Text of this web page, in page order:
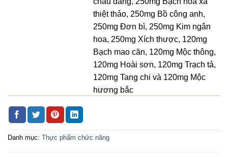
thiệt thảo, 250mg Bồ công anh,
250mg Đơn bì, 250mg Kim ngân
hoa, 250mg Xích thược, 120mg
Bạch mao căn, 120mg Mộc thông,
120mg Hoài sơn, 120mg Trạch tả,
120mg Tang chi và 120mg Mộc
hương bắc
Dạng bào chế
Số đăng ký 7547/2022/ĐKSP
Danh mục: Thực phẩm chức năng